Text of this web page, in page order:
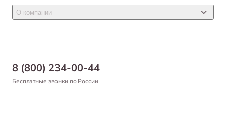
8 (800) 234-00-44
Бесплатные звонки по России
Товары для птиц
Новости
Самовывоз
Оформление заказа
О компании
Благотворительный фонд